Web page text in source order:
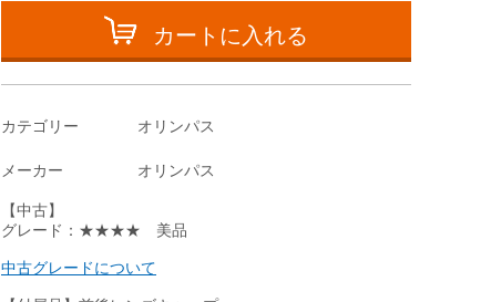
カートに入れる
カテゴリー オリンパス
メーカー オリンパス
【中古】
グレード：★★★★ 美品
中古グレードについて